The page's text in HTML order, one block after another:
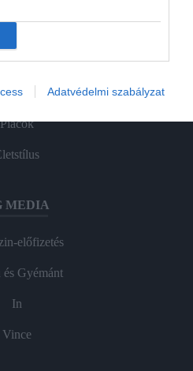
Adatvédelmi szabályzat
Agrár
Pénz
Piacok
MEDIA
előfizetés
és Gyémánt
In
Vince